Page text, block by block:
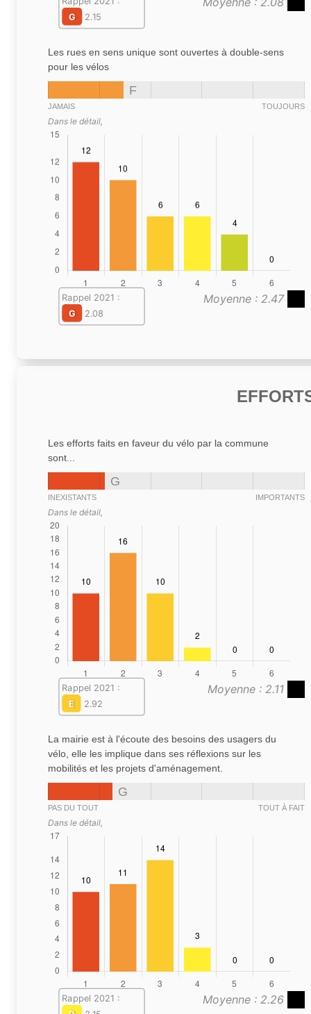
G
2.15
Les rues en sens unique sont ouvertes à double-sens
pour les vélos
F
JAMAIS TOUJOURS
Dans le détail,
Moyenne : 2.47
Rappel 2021 :
G
2.08
Les efforts faits en faveur du vélo par la commune
sont...
G
INEXISTANTS IMPORTANTS
Dans le détail,
Moyenne : 2.11
Rappel 2021 :
E
2.92
La mairie est à l'écoute des besoins des usagers du
vélo, elle les implique dans ses réflexions sur les
mobilités et les projets d'aménagement.
G
PAS DU TOUT TOUT À FAIT
Dans le détail,
Moyenne : 2.26
Rappel 2021 :